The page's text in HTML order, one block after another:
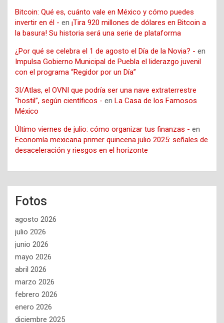
Bitcoin: Qué es, cuánto vale en México y cómo puedes
invertir en él - en ¡Tira 920 millones de dólares en Bitcoin a
la basura! Su historia será una serie de plataforma
¿Por qué se celebra el 1 de agosto el Día de la Novia? - en
Impulsa Gobierno Municipal de Puebla el liderazgo juvenil
con el programa “Regidor por un Día”
3I/Atlas, el OVNI que podría ser una nave extraterrestre
“hostil”, según científicos - en La Casa de los Famosos
México
Último viernes de julio: cómo organizar tus finanzas - en
Economía mexicana primer quincena julio 2025: señales de
desaceleración y riesgos en el horizonte
Fotos
agosto 2026
julio 2026
junio 2026
mayo 2026
abril 2026
marzo 2026
febrero 2026
enero 2026
diciembre 2025